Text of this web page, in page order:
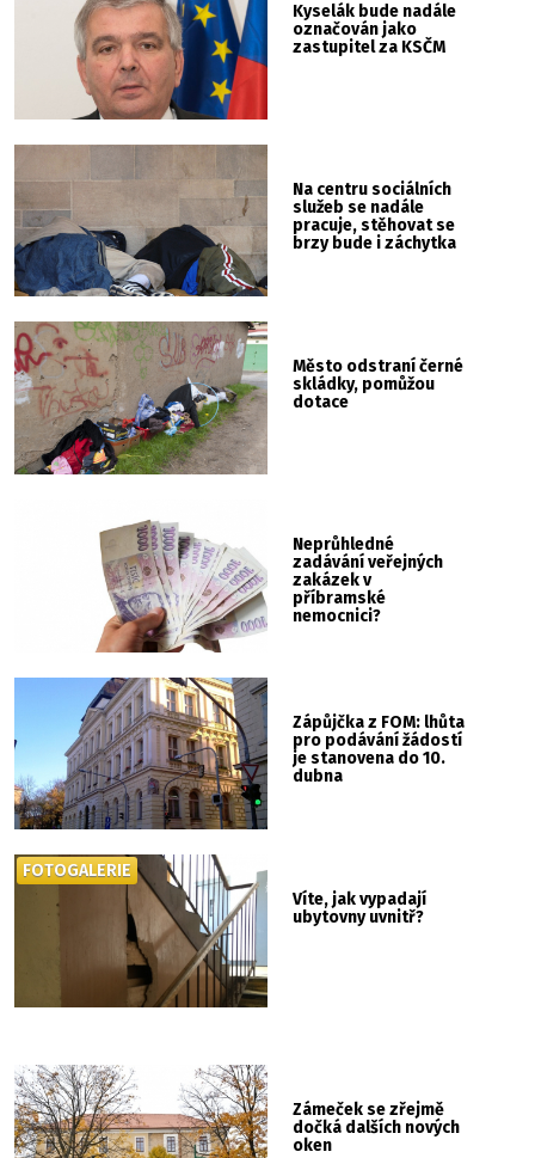
Kyselák bude nadále
označován jako
zastupitel za KSČM
Na centru sociálních
služeb se nadále
pracuje, stěhovat se
brzy bude i záchytka
Město odstraní černé
skládky, pomůžou
dotace
Neprůhledné
zadávání veřejných
zakázek v
příbramské
nemocnici?
Zápůjčka z FOM: lhůta
pro podávání žádostí
je stanovena do 10.
dubna
Víte, jak vypadají
ubytovny uvnitř?
FOTOGALERIE
Zámeček se zřejmě
dočká dalších nových
oken